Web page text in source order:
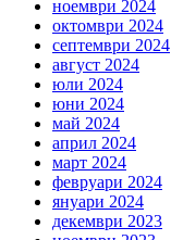
ноември 2024
октомври 2024
септември 2024
август 2024
юли 2024
юни 2024
май 2024
април 2024
март 2024
февруари 2024
януари 2024
декември 2023